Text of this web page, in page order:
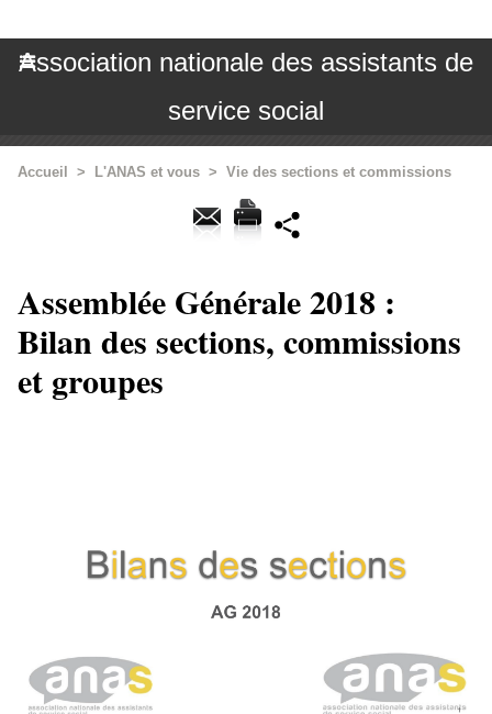
Association nationale des assistants de
service social
Accueil > L'ANAS et vous > Vie des sections et commissions
Assemblée Générale 2018 :
Bilan des sections, commissions
et groupes